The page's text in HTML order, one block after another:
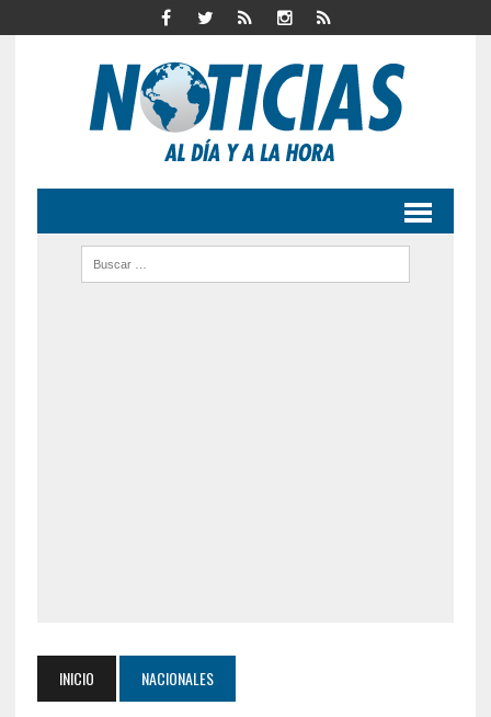
INICIO NACIONALES